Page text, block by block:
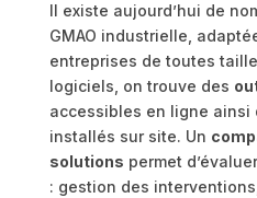
Il existe aujourd’hui de
GMAO industrielle,
entreprises de toutes
logiciels, on trouve des
accessibles en ligne ainsi
installés sur site. Un
solutions permet
: gestion des